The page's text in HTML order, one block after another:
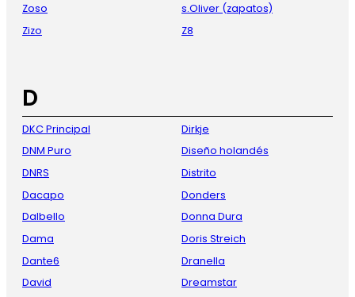
Zoso
Zizo
s.Oliver (zapatos)
Z8
D
DKC Principal
DNM Puro
DNRS
Dacapo
Dalbello
Dama
Dante6
David
Dirkje
Diseño holandés
Distrito
Donders
Donna Dura
Doris Streich
Dranella
Dreamstar